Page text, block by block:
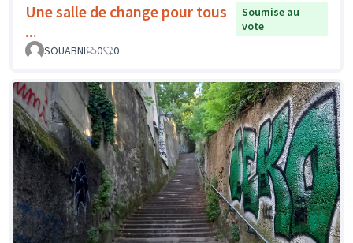
Une salle de change pour tous
...
Soumise au
vote
SOUABNI
0 0